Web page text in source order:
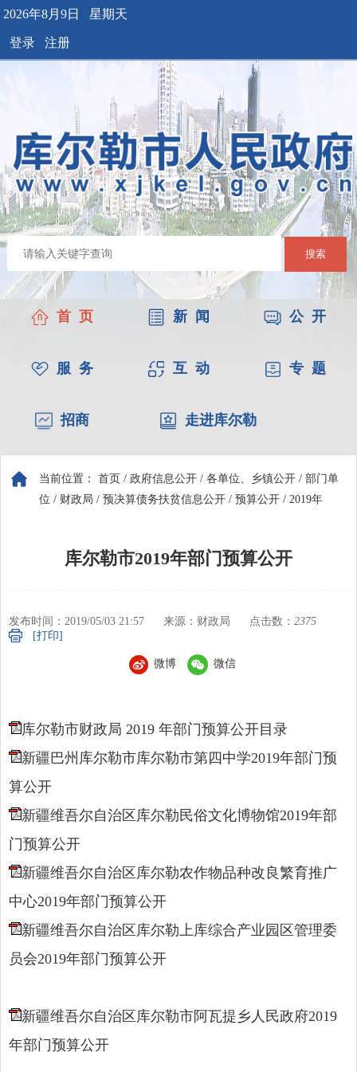
2026年8月9日 星期天
登录 注册
搜索
首 页 新 闻 公 开
服 务 互 动 专 题
招商 走进库尔勒
当前位置： 首页 / 政府信息公开 / 各单位、乡镇公开 / 部门单
位 / 财政局 / 预决算债务扶贫信息公开 / 预算公开 / 2019年
库尔勒市2019年部门预算公开
发布时间：2019/05/03 21:57 来源：财政局 点击数： 2375
[打印]
微博 微信
库尔勒市财政局 2019 年部门预算公开目录
新疆巴州库尔勒市库尔勒市第四中学2019年部门预
算公开
新疆维吾尔自治区库尔勒民俗文化博物馆2019年部
门预算公开
新疆维吾尔自治区库尔勒农作物品种改良繁育推广
中心2019年部门预算公开
新疆维吾尔自治区库尔勒上库综合产业园区管理委
员会2019年部门预算公开
新疆维吾尔自治区库尔勒市阿瓦提乡人民政府2019
年部门预算公开